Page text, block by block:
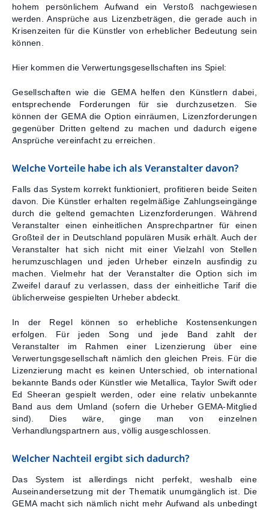
hohem persönlichem Aufwand ein Verstoß nachgewiesen
werden. Ansprüche aus Lizenzbeträgen, die gerade auch in
Krisenzeiten für die Künstler von erheblicher Bedeutung sein
können.
Hier kommen die Verwertungsgesellschaften ins Spiel:
Gesellschaften wie die GEMA helfen den Künstlern dabei,
entsprechende Forderungen für sie durchzusetzen. Sie
können der GEMA die Option einräumen, Lizenzforderungen
gegenüber Dritten geltend zu machen und dadurch eigene
Ansprüche vereinfacht zu erreichen.
Welche Vorteile habe ich als Veranstalter davon?
Falls das System korrekt funktioniert, profitieren beide Seiten
davon. Die Künstler erhalten regelmäßige Zahlungseingänge
durch die geltend gemachten Lizenzforderungen. Während
Veranstalter einen einheitlichen Ansprechpartner für einen
Großteil der in Deutschland populären Musik erhält. Auch der
Veranstalter hat sich nicht mit einer Vielzahl von Stellen
herumzuschlagen und jeden Urheber einzeln ausfindig zu
machen. Vielmehr hat der Veranstalter die Option sich im
Zweifel darauf zu verlassen, dass der einheitliche Tarif die
üblicherweise gespielten Urheber abdeckt.
In der Regel können so erhebliche Kostensenkungen
erfolgen. Für jeden Song und jede Band zahlt der
Veranstalter im Rahmen einer Lizenzierung über eine
Verwertungsgesellschaft nämlich den gleichen Preis. Für die
Lizenzierung macht es keinen Unterschied, ob international
bekannte Bands oder Künstler wie Metallica, Taylor Swift oder
Ed Sheeran gespielt werden, oder eine relativ unbekannte
Band aus dem Umland (sofern die Urheber GEMA-Mitglied
sind). Dies wäre, ginge man von einzelnen
Verhandlungspartnern aus, völlig ausgeschlossen.
Welcher Nachteil ergibt sich dadurch?
Das System ist allerdings nicht perfekt, weshalb eine
Auseinandersetzung mit der Thematik unumgänglich ist. Die
GEMA macht sich nämlich nicht mehr Aufwand als unbedingt